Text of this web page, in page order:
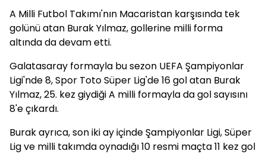
A Milli Futbol Takımı'nın Macaristan karşısında tek
golünü atan Burak Yılmaz, gollerine milli forma
altında da devam etti.
Galatasaray formayla bu sezon UEFA Şampiyonlar
Ligi'nde 8, Spor Toto Süper Lig'de 16 gol atan Burak
Yılmaz, 25. kez giydiği A milli formayla da gol sayısını
8'e çıkardı.
Burak ayrıca, son iki ay içinde Şampiyonlar Ligi, Süper
Lig ve milli takımda oynadığı 10 resmi maçta 11 kez gol